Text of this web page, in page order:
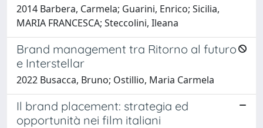
2014 Barbera, Carmela; Guarini, Enrico; Sicilia,
MARIA FRANCESCA; Steccolini, Ileana
Brand management tra Ritorno al futuro
e Interstellar
2022 Busacca, Bruno; Ostillio, Maria Carmela
Il brand placement: strategia ed
opportunità nei film italiani